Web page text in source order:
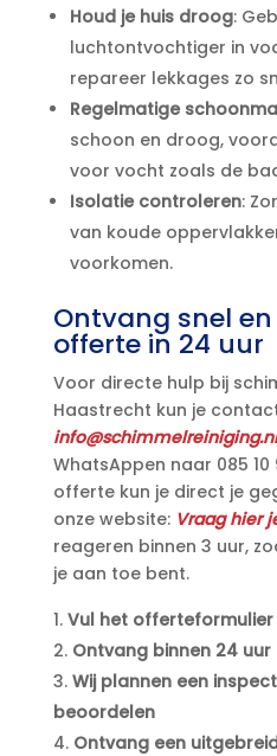
Houd je huis droog:
luchtontvochtiger in
repareer lekkages zo
Regelmatige
schoon en droog,
voor vocht zoals de
Isolatie controleren:
van koude
voorkomen.​
Ontvang snel
offerte in 24 uur
Voor directe hulp bij
Haastrecht kun je
info@schimmelreiniging.​nl
WhatsAppen naar 085 10
offerte kun je direct je
onze website: Vraag hier
reageren binnen 3 uur,
je aan toe bent.​
Vul het offerteformulier
Ontvang binnen 24
Wij plannen een
beoordelen
Ontvang een